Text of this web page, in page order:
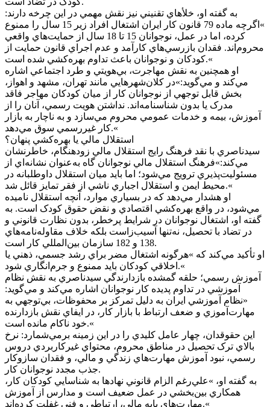
به گفته او، خلأهاي تقنيني نيز نقش مهمي در اين چرخه دارند:
»اگرچه ماده 79 قانون کار ايران اشتغال افراد زير 15 سال را ممنوع
کرده، اما در عمل، نوجوانان 15 تا 18 سال از حمايت‌هاي واقعي
محروم‌اند. فقدان بازرسي‌هاي کارآمد و عدم اجراي قانون حمايت از
کودکان و نوجوانان باعث تداوم بهره‌کشي شده است.«
او همچنين به نقش مهاجرت، بي‌هويتي و طرد اجتماعي اشاره
مي‌کند و مي‌گويد:»در کلان‌شهرهايي مانند تهران، مشهد و اهواز،
بخش قابل توجهي از نوجوانان کار از ميان کودکان مهاجر فاقد
مدرک يا بدون شناسنامه‌اند. نداشتن هويت رسمي، آنان را از
آموزش، بيمه و خدمات عمومي محروم مي‌سازد و به ناچار به بازار
کار غيررسمي سوق مي‌دهد.«
استقلال مالي يا بهره‌کشي پنهان؟
سيدناصري با نقد فرهنگ رايج استقلال مالي زودهنگام، خاطرنشان
مي‌کند:»فرهنگ استقلال مالي نوجوانان گاه به‌عنوان نشانه‌اي از
مسئوليت‌پذيري ترويج مي‌شود؛ اما بايد ميان استقلال داوطلبانه در
محيط ايمن و استقلال اجباري ناشي از فقر تمايز قائل شد.«
او هشدار مي‌دهد که در بسياري موارد، آنچه استقلال ناميده
مي‌شود، در واقع بهره‌کشي اقتصادي و نقض حقوق کودک است. به
گفته او، اشتغال نوجوانان در شرايط پرخطر، بدون نظارت قانوني و
در تضاد با تحصيل، نه‌تنها آسيب‌زاست بلکه خلاف مقاوله‌نامه‌هاي
138 و 182 سازمان بين‌المللي کار است.
او تأکيد مي‌کند که »هرگونه اشتغال مضر براي رشد جسمي، ذهني يا
اخلاقي کودکان بايد ممنوع و جرم‌انگاري شود.«
آموزش رسمي؛ حلقه گمشده بازدارندگي سيدناصري به نقش نظام
آموزشي در تداوم پديده کار نوجوانان اشاره مي‌کند و مي‌گويد:
«نظام آموزشي ايران به دليل تمرکز بر محفوظات، بي‌توجهي به
مهارت‌آموزي و ضعف ارتباط با بازار کار، در ايفاي نقش بازدارنده
خود ناکام مانده است.«
اين حقوقدان، چهار عامل کليدي را در اين زمينه برمي‌شمارد: نرخ
بالاي ترک تحصيل در مناطق محروم، محتواي غيرکاربردي دروس
رسمي، نبود آموزش مهارت‌هاي زندگي و مالي، و فقدان سازوکار
جذب مجدد نوجوانان کار.
به گفته او، »علي‌رغم الزام قانوني نهادها به شناسايي کودکان کار،
همکاري بين‌بخشي در عمل ضعيف است و مدارس از آموزش
مهارت‌هاي پايه مالي، ارتباطي و فني غفلت کرده‌اند.«